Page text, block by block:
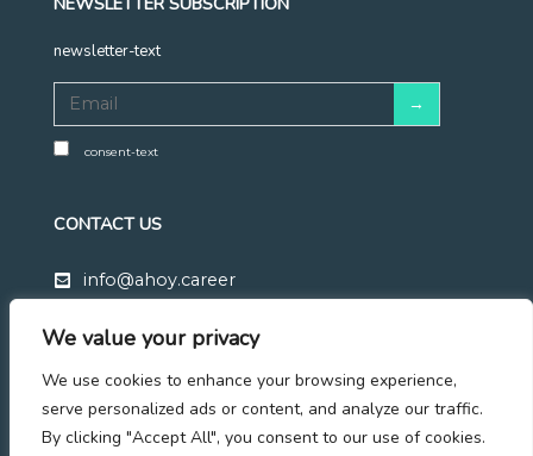
We value your privacy
We use cookies to enhance your browsing experience,
serve personalized ads or content, and analyze our traffic.
By clicking "Accept All", you consent to our use of cookies.
CONTACT US
info@ahoy.career
newsletter-text
consent-text